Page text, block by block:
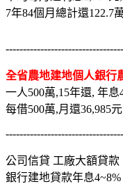
7年84個月總計還122.7
全省農地建地個人銀行
一人500萬,15年還, 年息
每借500萬,月還36,985元
公司信貸 工廠大額貸款
銀行建地貸款年息4~8%